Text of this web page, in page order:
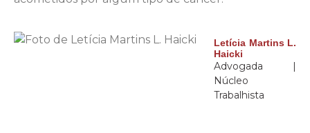
Letícia Martins L.
Haicki
Advogada |
Núcleo
Trabalhista